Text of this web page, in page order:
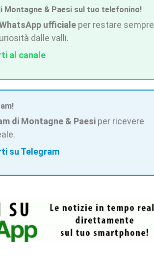
Montagne & Paesi sul tuo telefonino!
ufficiale per restare sempre
dalle valli.
al canale
di Montagne & Paesi per ricevere
su Telegram